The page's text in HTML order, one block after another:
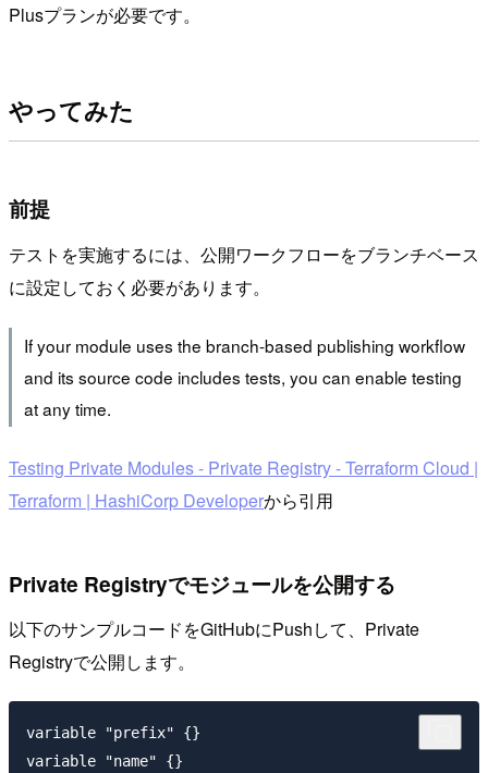
Plusプランが必要です。
やってみた
前提
テストを実施するには、公開ワークフローをブランチベース
に設定しておく必要があります。
If your module uses the branch-based publishing workflow
and its source code includes tests, you can enable testing
at any time.
Testing Private Modules - Private Registry - Terraform Cloud |
Terraform | HashiCorp Developerから引用
Private Registryでモジュールを公開する
以下のサンプルコードをGitHubにPushして、Private
Registryで公開します。
variable "prefix" {}
variable "name" {}